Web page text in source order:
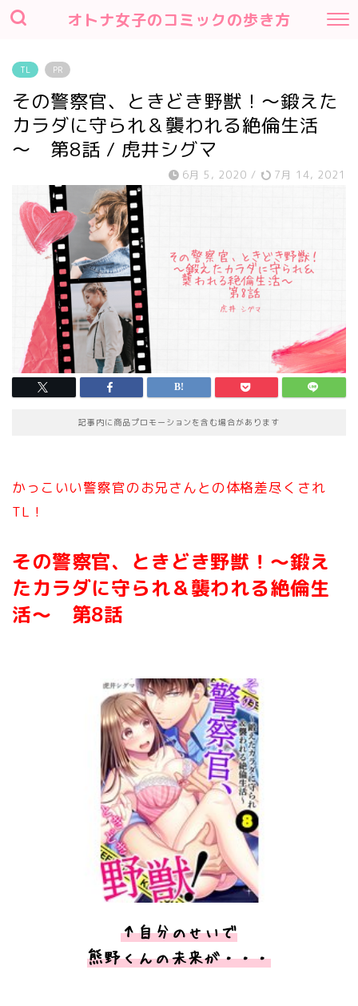
オトナ女子のコミックの歩き方
TL PR
その警察官、ときどき野獣！～鍛えた
カラダに守られ＆襲われる絶倫生活
～ 第8話 / 虎井シグマ
6月 5, 2020 / 7月 14, 2021
記事内に商品プロモーションを含む場合があります
かっこいい警察官のお兄さんとの体格差尽くされ
TL！
その警察官、ときどき野獣！ ～鍛え
たカラダに守られ＆襲われる絶倫生
活～ 第8話
↑自分のせいで
熊野くんの未来が・・・